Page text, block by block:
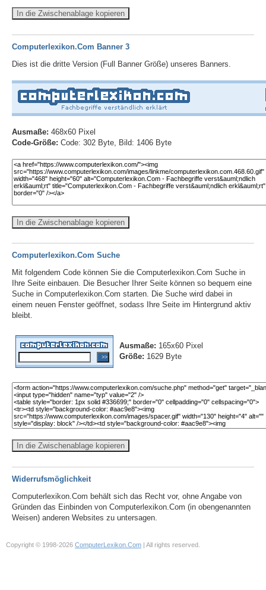
In die Zwischenablage kopieren
Computerlexikon.Com Banner 3
Dies ist die dritte Version (Full Banner Größe) unseres Banners.
Ausmaße: 468x60 Pixel
Code-Größe: Code: 302 Byte, Bild: 1406 Byte
In die Zwischenablage kopieren
Computerlexikon.Com Suche
Mit folgendem Code können Sie die Computerlexikon.Com Suche in
Ihre Seite einbauen. Die Besucher Ihrer Seite können so bequem eine
Suche in Computerlexikon.Com starten. Die Suche wird dabei in
einem neuen Fenster geöffnet, sodass Ihre Seite im Hintergrund aktiv
bleibt.
Ausmaße: 165x60 Pixel
Größe: 1629 Byte
In die Zwischenablage kopieren
Widerrufsmöglichkeit
Computerlexikon.Com behält sich das Recht vor, ohne Angabe von
Gründen das Einbinden von Computerlexikon.Com (in obengenannten
Weisen) anderen Websites zu untersagen.
Copyright © 1998-2026 ComputerLexikon.Com | All rights reserved.